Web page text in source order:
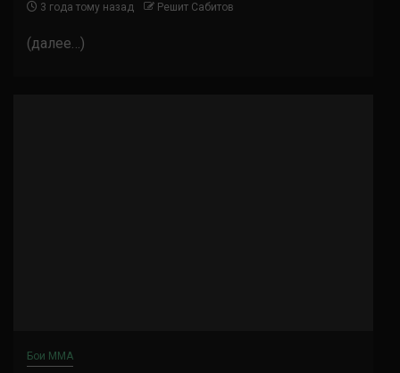
3 года тому назад Решит Сабитов
(далее…)
Бои ММА